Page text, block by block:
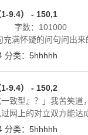
9.4） - 150,1
字数：101000
怀疑的问句问出来
了，即便那个答案是
分类： 5hhhhh
9.4） - 150,2
型』？」我苦笑道
网上的对立双方能达
」[详细]
分类： 5hhhhh